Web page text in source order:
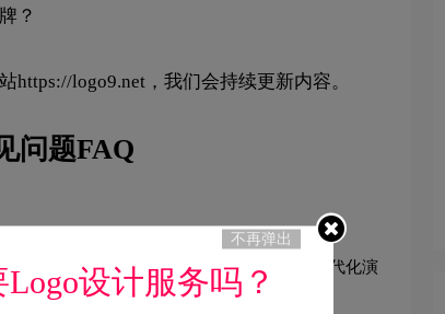
？
https://logo9.net ，我们会持续更新内容。
问题FAQ
体呈现出从复杂到简约、从具象到抽象的现代化演
视觉形象始终与时俱进，历久弥新。
不再弹出
设计服务吗？